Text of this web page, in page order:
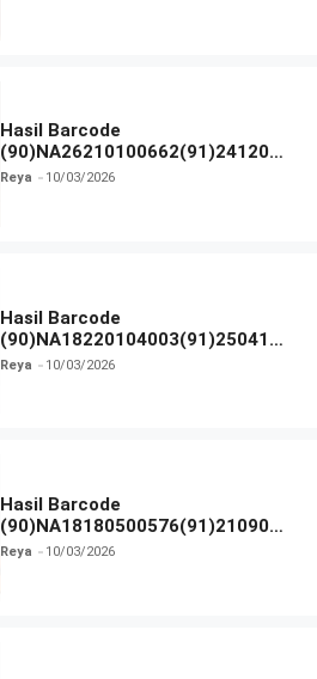
Hasil Barcode
(90)NA26210100662(91)241203
dan Izin BPOM
Reya 10/03/2026
Hasil Barcode
(90)NA18220104003(91)250418
dan Izin BPOM
Reya 10/03/2026
Hasil Barcode
(90)NA18180500576(91)210906
dan Izin BPOM
Reya 10/03/2026